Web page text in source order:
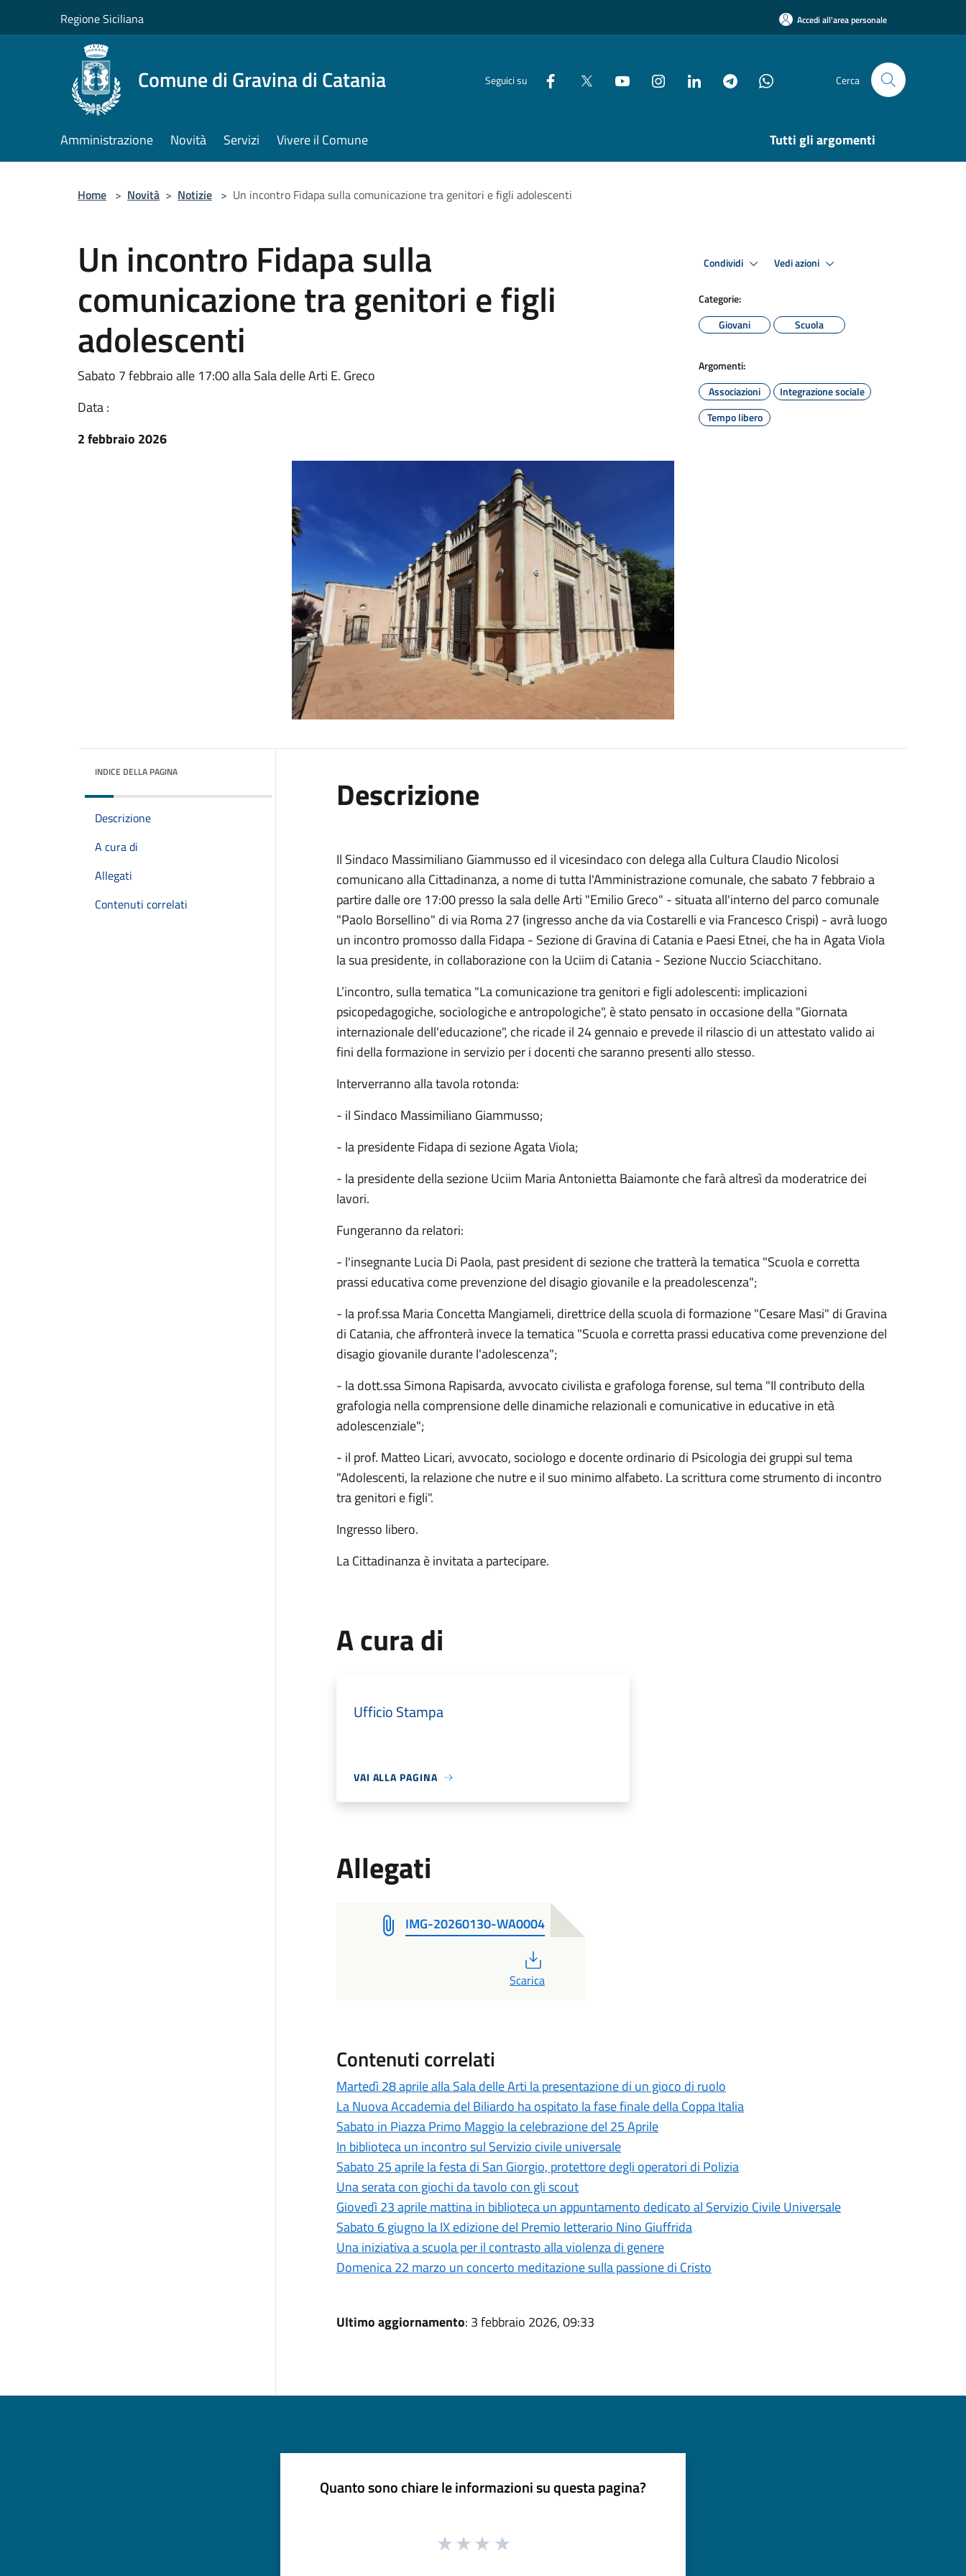
Regione Siciliana Accedi all'area personale
Comune di Gravina di Catania Seguici su Cerca
Amministrazione Novità Servizi Vivere il Comune Tutti gli argomenti
Home > Novità > Notizie > Un incontro Fidapa sulla comunicazione tra genitori e figli adolescenti
Un incontro Fidapa sulla
comunicazione tra genitori e figli
adolescenti
Sabato 7 febbraio alle 17:00 alla Sala delle Arti E. Greco
Data :
2 febbraio 2026
Condividi Vedi azioni
Categorie:
Giovani
Scuola
Argomenti:
Associazioni
Integrazione sociale
Tempo libero
INDICE DELLA PAGINA
Descrizione
A cura di
Allegati
Contenuti correlati
Descrizione
Il Sindaco Massimiliano Giammusso ed il vicesindaco con delega alla Cultura Claudio Nicolosi
comunicano alla Cittadinanza, a nome di tutta l'Amministrazione comunale, che sabato 7 febbraio a
partire dalle ore 17:00 presso la sala delle Arti "Emilio Greco" - situata all'interno del parco comunale
"Paolo Borsellino" di via Roma 27 (ingresso anche da via Costarelli e via Francesco Crispi) - avrà luogo
un incontro promosso dalla Fidapa - Sezione di Gravina di Catania e Paesi Etnei, che ha in Agata Viola
la sua presidente, in collaborazione con la Uciim di Catania - Sezione Nuccio Sciacchitano.
L’incontro, sulla tematica "La comunicazione tra genitori e figli adolescenti: implicazioni
psicopedagogiche, sociologiche e antropologiche", è stato pensato in occasione della "Giornata
internazionale dell'educazione", che ricade il 24 gennaio e prevede il rilascio di un attestato valido ai
fini della formazione in servizio per i docenti che saranno presenti allo stesso.
Interverranno alla tavola rotonda:
- il Sindaco Massimiliano Giammusso;
- la presidente Fidapa di sezione Agata Viola;
- la presidente della sezione Uciim Maria Antonietta Baiamonte che farà altresì da moderatrice dei
lavori.
Fungeranno da relatori:
- l'insegnante Lucia Di Paola, past president di sezione che tratterà la tematica "Scuola e corretta
prassi educativa come prevenzione del disagio giovanile e la preadolescenza";
- la prof.ssa Maria Concetta Mangiameli, direttrice della scuola di formazione "Cesare Masi" di Gravina
di Catania, che affronterà invece la tematica "Scuola e corretta prassi educativa come prevenzione del
disagio giovanile durante l'adolescenza";
- la dott.ssa Simona Rapisarda, avvocato civilista e grafologa forense, sul tema "Il contributo della
grafologia nella comprensione delle dinamiche relazionali e comunicative in educative in età
adolescenziale";
- il prof. Matteo Licari, avvocato, sociologo e docente ordinario di Psicologia dei gruppi sul tema
"Adolescenti, la relazione che nutre e il suo minimo alfabeto. La scrittura come strumento di incontro
tra genitori e figli".
Ingresso libero.
La Cittadinanza è invitata a partecipare.
A cura di
Ufficio Stampa
VAI ALLA PAGINA
Allegati
IMG-20260130-WA0004
Scarica
Contenuti correlati
Martedì 28 aprile alla Sala delle Arti la presentazione di un gioco di ruolo
La Nuova Accademia del Biliardo ha ospitato la fase finale della Coppa Italia
Sabato in Piazza Primo Maggio la celebrazione del 25 Aprile
In biblioteca un incontro sul Servizio civile universale
Sabato 25 aprile la festa di San Giorgio, protettore degli operatori di Polizia
Una serata con giochi da tavolo con gli scout
Giovedì 23 aprile mattina in biblioteca un appuntamento dedicato al Servizio Civile Universale
Sabato 6 giugno la IX edizione del Premio letterario Nino Giuffrida
Una iniziativa a scuola per il contrasto alla violenza di genere
Domenica 22 marzo un concerto meditazione sulla passione di Cristo
Ultimo aggiornamento: 3 febbraio 2026, 09:33
Quanto sono chiare le informazioni su questa pagina?